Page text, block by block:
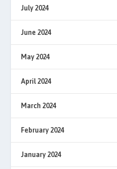
July 2024
June 2024
May 2024
April 2024
March 2024
February 2024
January 2024